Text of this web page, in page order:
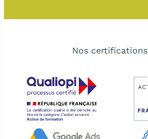
Nos certifications